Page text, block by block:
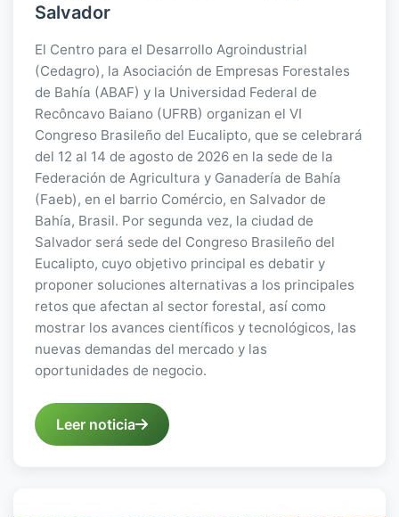
Salvador
El Centro para el Desarrollo Agroindustrial
(Cedagro), la Asociación de Empresas Forestales
de Bahía (ABAF) y la Universidad Federal de
Recôncavo Baiano (UFRB) organizan el VI
Congreso Brasileño del Eucalipto, que se celebrará
del 12 al 14 de agosto de 2026 en la sede de la
Federación de Agricultura y Ganadería de Bahía
(Faeb), en el barrio Comércio, en Salvador de
Bahía, Brasil. Por segunda vez, la ciudad de
Salvador será sede del Congreso Brasileño del
Eucalipto, cuyo objetivo principal es debatir y
proponer soluciones alternativas a los principales
retos que afectan al sector forestal, así como
mostrar los avances científicos y tecnológicos, las
nuevas demandas del mercado y las
oportunidades de negocio.
Leer noticia